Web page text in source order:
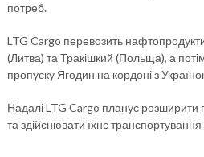
потреб.
LTG Cargo перевозить
(Литва) та Тракішкий (Польща), а
пропуску Ягодин на кордоні з
Надалі LTG Cargo планує розширити
та здійснювати їхнє